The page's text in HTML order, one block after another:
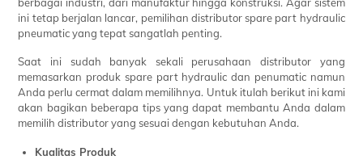
ini tetap berjalan lancar, pemilihan distributor spare part hydraulic
pneumatic yang tepat sangatlah penting.
Saat ini sudah banyak sekali perusahaan distributor yang
memasarkan produk spare part hydraulic dan penumatic namun
Anda perlu cermat dalam memilihnya. Untuk itulah berikut ini kami
akan bagikan beberapa tips yang dapat membantu Anda dalam
memilih distributor yang sesuai dengan kebutuhan Anda.
Kualitas Produk